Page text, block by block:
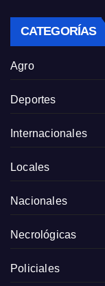
CATEGORÍAS
Agro
Deportes
Internacionales
Locales
Nacionales
Necrológicas
Policiales